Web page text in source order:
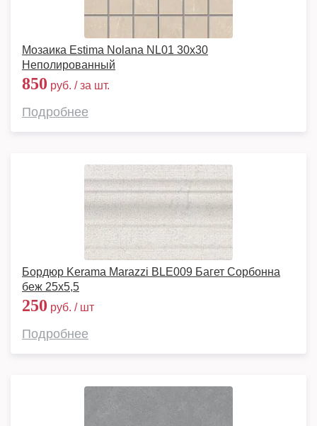
Мозаика Estima Nolana NL01 30x30
Неполированный
850 руб. / за шт.
Подробнее
Бордюр Kerama Marazzi BLE009 Багет Сорбонна
беж 25х5,5
250 руб. / шт
Подробнее